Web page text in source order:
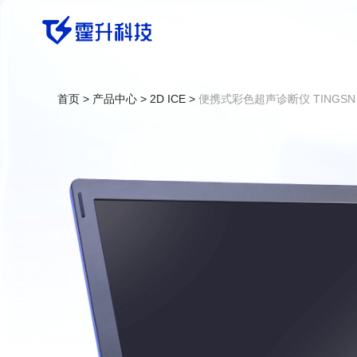
首页 > 产品中心 > 2D ICE > 便携式彩色超声诊断仪